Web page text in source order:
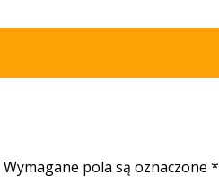
Wymagane pola są oznaczone*